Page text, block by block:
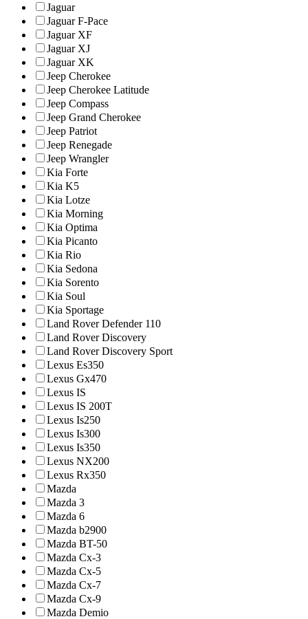
Jaguar
Jaguar F-Pace
Jaguar XF
Jaguar XJ
Jaguar XK
Jeep Cherokee
Jeep Cherokee Latitude
Jeep Compass
Jeep Grand Cherokee
Jeep Patriot
Jeep Renegade
Jeep Wrangler
Kia Forte
Kia K5
Kia Lotze
Kia Morning
Kia Optima
Kia Picanto
Kia Rio
Kia Sedona
Kia Sorento
Kia Soul
Kia Sportage
Land Rover Defender 110
Land Rover Discovery
Land Rover Discovery Sport
Lexus Es350
Lexus Gx470
Lexus IS
Lexus IS 200T
Lexus Is250
Lexus Is300
Lexus Is350
Lexus NX200
Lexus Rx350
Mazda
Mazda 3
Mazda 6
Mazda b2900
Mazda BT-50
Mazda Cx-3
Mazda Cx-5
Mazda Cx-7
Mazda Cx-9
Mazda Demio